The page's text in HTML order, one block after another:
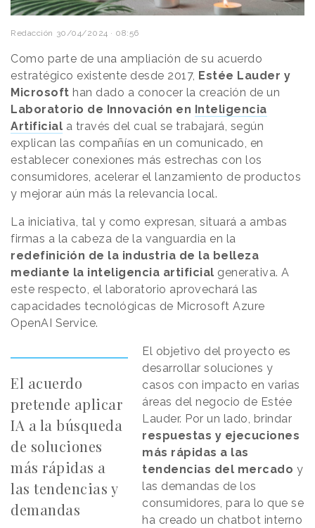
Redacción 30/04/2024 · 08:56
Como parte de una ampliación de su acuerdo
estratégico existente desde 2017, Estée Lauder y
Microsoft han dado a conocer la creación de un
Laboratorio de Innovación en Inteligencia
Artificial a través del cual se trabajará, según
explican las compañías en un comunicado, en
establecer conexiones más estrechas con los
consumidores, acelerar el lanzamiento de productos
y mejorar aún más la relevancia local.
La iniciativa, tal y como expresan, situará a ambas
firmas a la cabeza de la vanguardia en la
redefinición de la industria de la belleza
mediante la inteligencia artificial generativa. A
este respecto, el laboratorio aprovechará las
capacidades tecnológicas de Microsoft Azure
OpenAI Service.
El acuerdo
pretende aplicar
IA a la búsqueda
de soluciones
más rápidas a
las tendencias y
demandas
El objetivo del proyecto es
desarrollar soluciones y
casos con impacto en varias
áreas del negocio de Estée
Lauder. Por un lado, brindar
respuestas y ejecuciones
más rápidas a las
tendencias del mercado y
las demandas de los
consumidores, para lo que se
ha creado un chatbot interno